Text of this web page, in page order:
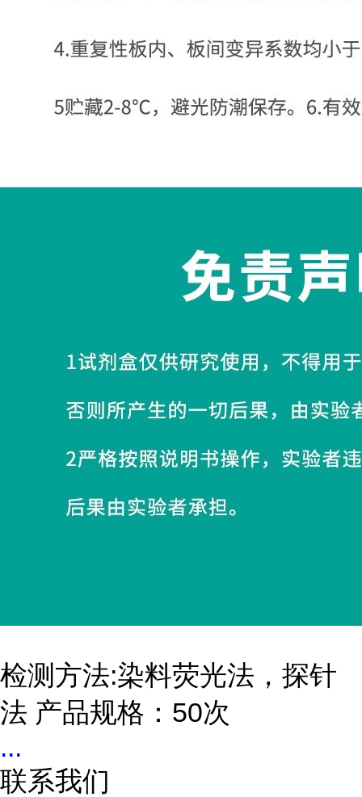
检测方法:染料荧光法，探针
法 产品规格：50次
...
联系我们